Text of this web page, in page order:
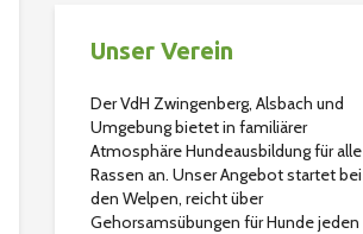
Unser Verein
Der VdH Zwingenberg, Alsbach und
Umgebung bietet in familiärer
Atmosphäre Hundeausbildung für alle
Rassen an. Unser Angebot startet bei
den Welpen, reicht über
Gehorsamsübungen für Hunde jeden